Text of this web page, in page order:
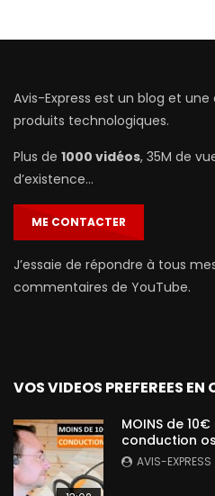
Avis-Express est un blog et
produits technologiques.
Plus de 1000 vidéos, 35M de
d’existence…
ME CONTACTER
J’essaie de répondre à tous
commentaires de YouTube.
VOS VIDEOS PREFEREES EN
MOINS de
conduction
AVIS-EXPRESS